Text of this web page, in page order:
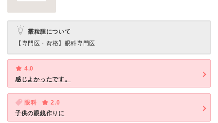
霰粒腫について
【専門医・資格】 眼科専門医
4.0
感じよかったです。
眼科
2.0
子供の眼鏡作りに